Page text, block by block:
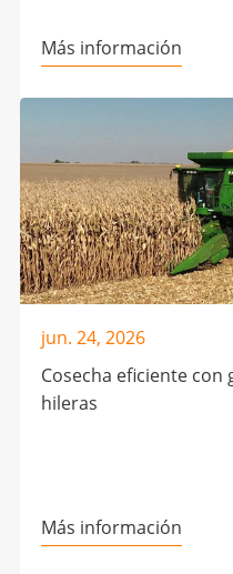
Más información
jun. 24, 2026
Cosecha eficiente
hileras
Más información